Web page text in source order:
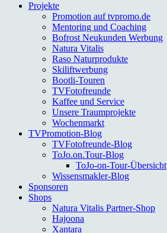
Projekte
Promotion auf tvpromo.de
Mentoring und Coaching
Bofrost Neukunden Werbung
Natura Vitalis
Raso Naturprodukte
Skiliftwerbung
Bootli-Touren
TVFotofreunde
Kaffee und Service
Unsere Traumprojekte
Wochenmarkt
TVPromotion-Blog
TVFotofreunde-Blog
ToJo.on.Tour-Blog
ToJo-on-Tour-Übersicht
Wissensmakler-Blog
Sponsoren
Shops
Natura Vitalis Partner-Shop
Hajoona
Xantara